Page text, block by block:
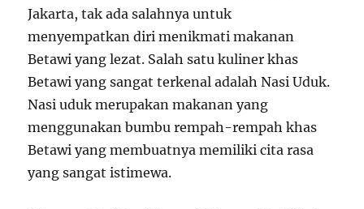
Jakarta, tak ada salahnya untuk
menyempatkan diri menikmati makanan
Betawi yang lezat. Salah satu kuliner khas
Betawi yang sangat terkenal adalah Nasi Uduk.
Nasi uduk merupakan makanan yang
menggunakan bumbu rempah-rempah khas
Betawi yang membuatnya memiliki cita rasa
yang sangat istimewa.